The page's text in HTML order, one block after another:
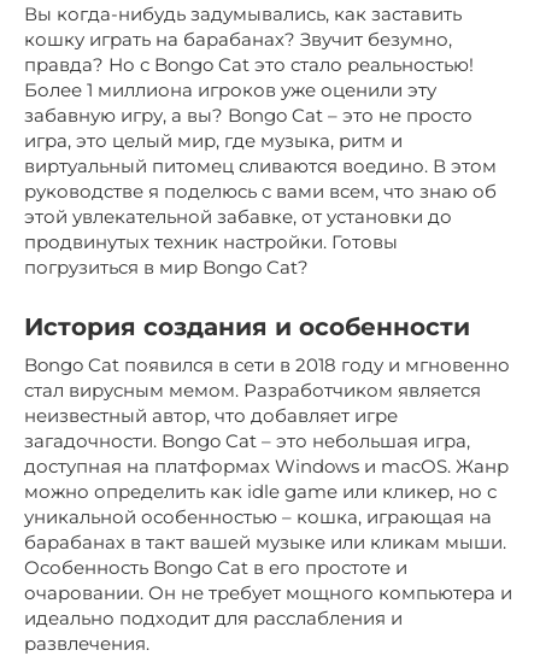
Вы когда-нибудь задумывались, как заставить
кошку играть на барабанах? Звучит безумно,
правда? Но с Bongo Cat это стало реальностью!
Более 1 миллиона игроков уже оценили эту
забавную игру, а вы? Bongo Cat – это не просто
игра, это целый мир, где музыка, ритм и
виртуальный питомец сливаются воедино. В этом
руководстве я поделюсь с вами всем, что знаю об
этой увлекательной забавке, от установки до
продвинутых техник настройки. Готовы
погрузиться в мир Bongo Cat?
История создания и особенности
Bongo Cat появился в сети в 2018 году и мгновенно
стал вирусным мемом. Разработчиком является
неизвестный автор, что добавляет игре
загадочности. Bongo Cat – это небольшая игра,
доступная на платформах Windows и macOS. Жанр
можно определить как idle game или кликер, но с
уникальной особенностью – кошка, играющая на
барабанах в такт вашей музыке или кликам мыши.
Особенность Bongo Cat в его простоте и
очаровании. Он не требует мощного компьютера и
идеально подходит для расслабления и
развлечения.